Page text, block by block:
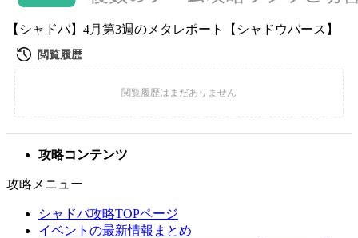
【シャドバ】4月第3週のメタレポート【シャドウバース】
攻略コンテンツ
攻略メニュー
シャドバ攻略TOPページ
イベントの最新情報まとめ